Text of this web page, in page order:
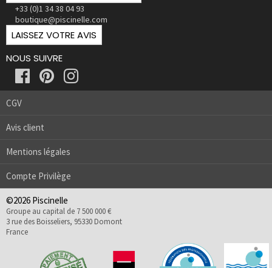
+33 (0)1 34 38 04 93
boutique@piscinelle.com
LAISSEZ VOTRE AVIS
NOUS SUIVRE
CGV
Avis client
Mentions légales
Compte Privilège
©2026 Piscinelle
Groupe au capital de 7 500 000 €
3 rue des Boisseliers, 95330 Domont
France